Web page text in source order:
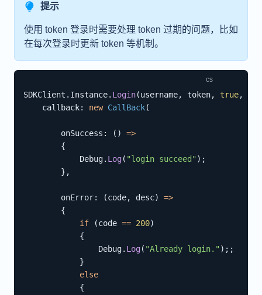
提示
使用 token 登录时需要处理 token 过期的问题，比如
在每次登录时更新 token 等机制。
SDKClient . Instance. Login(username, token, true,
callback: new CallBack(
onSuccess : ( )
=>
{
            Debug
. Log( "login succeed" ) ;
} ,
onError: (code, desc)
=>
{
if
(code == 200)
{
                Debug
. Log( "Already login." ) ; ;
}
else
{